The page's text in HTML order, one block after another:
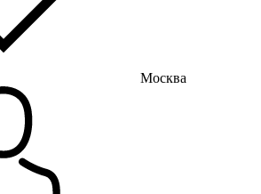
Москва